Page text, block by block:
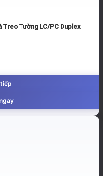
Treo Tường LC/PC Duplex